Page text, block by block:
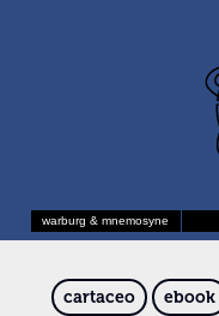
warburg & mnemosyne
cartaceo ebook